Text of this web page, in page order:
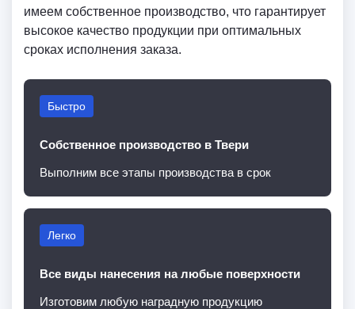
имеем собственное производство, что гарантирует
высокое качество продукции при оптимальных
сроках исполнения заказа.
Быстро
Собственное производство в Твери
Выполним все этапы производства в срок
Легко
Все виды нанесения на любые поверхности
Изготовим любую наградную продукцию